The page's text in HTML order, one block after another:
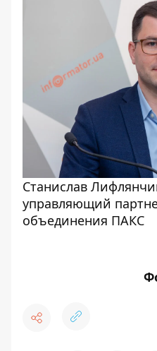
Станислав
управляющий
объединения ПАКС